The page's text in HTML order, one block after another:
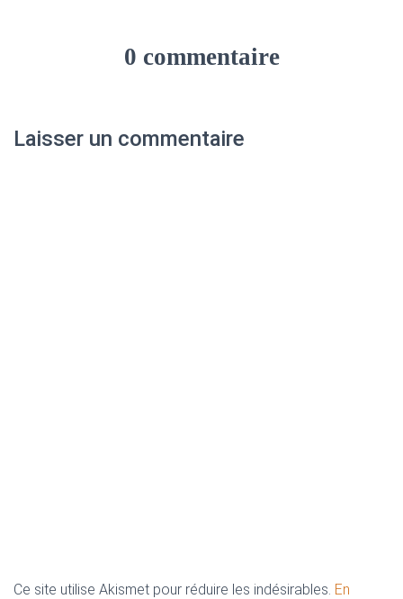
0 commentaire
Laisser un commentaire
Ce site utilise Akismet pour réduire les indésirables. En